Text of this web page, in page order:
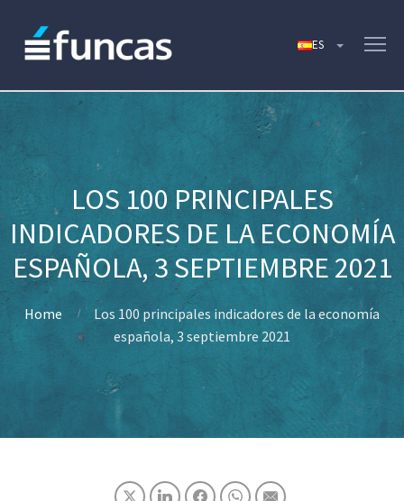
LOS 100 PRINCIPALES
INDICADORES DE LA ECONOMÍA
ESPAÑOLA, 3 SEPTIEMBRE 2021
Home
Los 100 principales indicadores de la economía
española, 3 septiembre 2021